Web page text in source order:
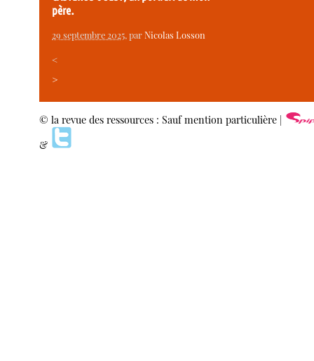
père.
29 septembre 2025, parNicolas Losson
<
>
© la revue des ressources : Sauf mention particulière |
&